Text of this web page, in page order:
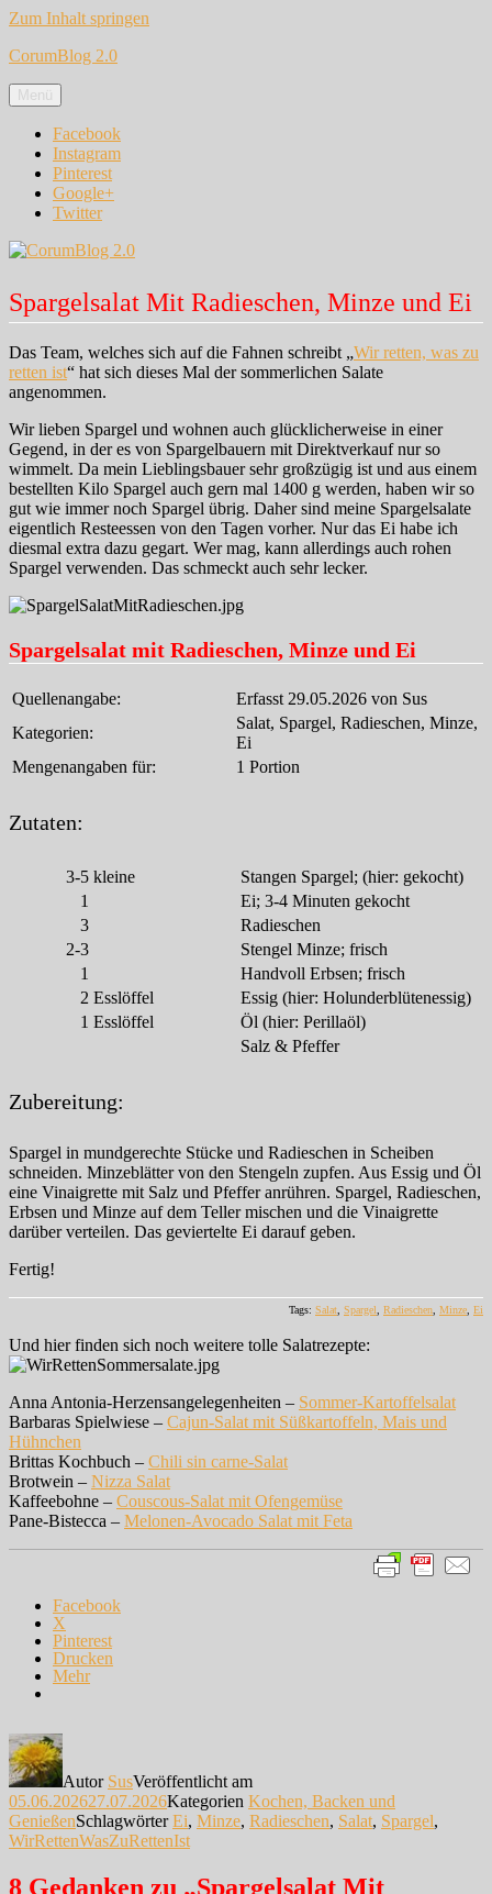
Zum Inhalt springen
CorumBlog 2.0
Menü
Facebook
Instagram
Pinterest
Google+
Twitter
Spargelsalat Mit Radieschen, Minze und Ei
Das Team, welches sich auf die Fahnen schreibt „Wir retten, was zu
retten ist“ hat sich dieses Mal der sommerlichen Salate
angenommen.
Wir lieben Spargel und wohnen auch glücklicherweise in einer
Gegend, in der es von Spargelbauern mit Direktverkauf nur so
wimmelt. Da mein Lieblingsbauer sehr großzügig ist und aus einem
bestellten Kilo Spargel auch gern mal 1400 g werden, haben wir so
gut wie immer noch Spargel übrig. Daher sind meine Spargelsalate
eigentlich Resteessen von den Tagen vorher. Nur das Ei habe ich
diesmal extra dazu gegart. Wer mag, kann allerdings auch rohen
Spargel verwenden. Das schmeckt auch sehr lecker.
Spargelsalat mit Radieschen, Minze und Ei
Quellenangabe:
Erfasst 29.05.2026 von Sus
Kategorien:
Salat, Spargel, Radieschen, Minze,
Ei
Mengenangaben für:
1 Portion
Zutaten:
3-5 kleine
Stangen Spargel; (hier: gekocht)
1
Ei; 3-4 Minuten gekocht
3
Radieschen
2-3
Stengel Minze; frisch
1
Handvoll Erbsen; frisch
2 Esslöffel
Essig (hier: Holunderblütenessig)
1 Esslöffel
Öl (hier: Perillaöl)
Salz & Pfeffer
Zubereitung:
Spargel in mundgerechte Stücke und Radieschen in Scheiben
schneiden. Minzeblätter von den Stengeln zupfen. Aus Essig und Öl
eine Vinaigrette mit Salz und Pfeffer anrühren. Spargel, Radieschen,
Erbsen und Minze auf dem Teller mischen und die Vinaigrette
darüber verteilen. Das geviertelte Ei darauf geben.
Fertig!
Tags: Salat, Spargel, Radieschen, Minze, Ei
Und hier finden sich noch weitere tolle Salatrezepte:
Anna Antonia-Herzensangelegenheiten – Sommer-Kartoffelsalat
Barbaras Spielwiese – Cajun-Salat mit Süßkartoffeln, Mais und
Hühnchen
Brittas Kochbuch – Chili sin carne-Salat
Brotwein – Nizza Salat
Kaffeebohne – Couscous-Salat mit Ofengemüse
Pane-Bistecca – Melonen-Avocado Salat mit Feta
Facebook
X
Pinterest
Drucken
Mehr
Autor SusVeröffentlicht am
05.06.202627.07.2026Kategorien Kochen, Backen und
GenießenSchlagwörterEi, Minze, Radieschen, Salat, Spargel,
WirRettenWasZuRettenIst
8 Gedanken zu „Spargelsalat Mit